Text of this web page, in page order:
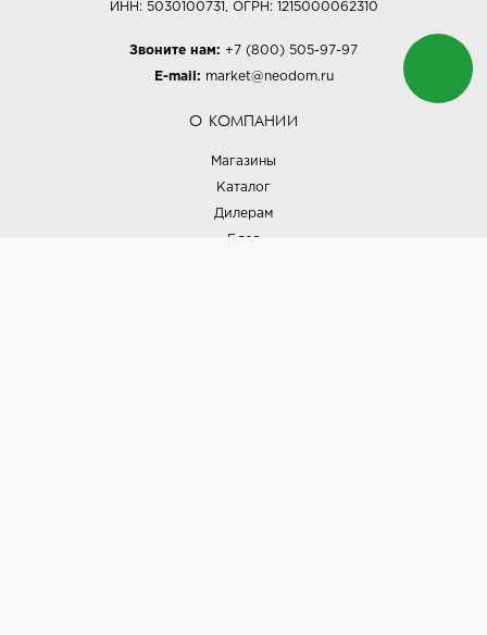
ИНН: 5030100731, ОГРН: 1215000062310
Звоните нам: +7 (800) 505-97-97
E-mail: market@neodom.ru
О КОМПАНИИ
Магазины
Каталог
Дилерам
Блог